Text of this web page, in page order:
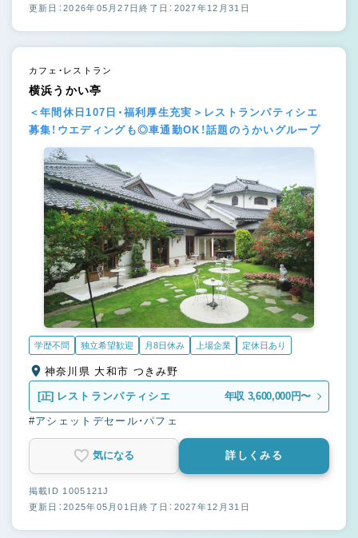
更新日：2026年05月27日終了日：2027年12月31日
カフェ・レストラン
横浜うかい亭
＜年間休日107日・福利厚生充実＞レストランパティシエ
募集！ウエディングも◎車通勤OK！話題のうかいグループ
学歴不問 独立希望歓迎 月8日休み 上場企業 定休日あり
神奈川県 大和市 つきみ野
[正] レストランパティシエ 年収 3,600,000円〜
#アシェットデセール・パフェ
気になる 詳しくみる
掲載ID 1005121J
更新日：2025年05月01日終了日：2027年12月31日